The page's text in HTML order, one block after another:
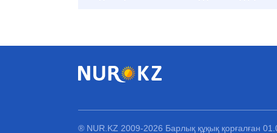
® NUR.KZ 2009-2026 Барлық құқық қорғалған